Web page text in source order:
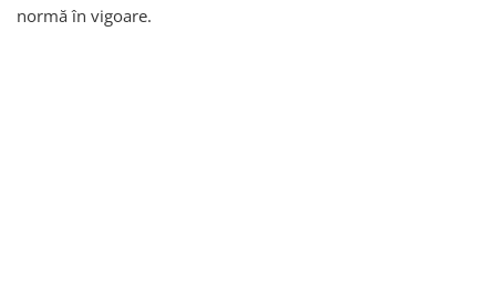
normă în vigoare.